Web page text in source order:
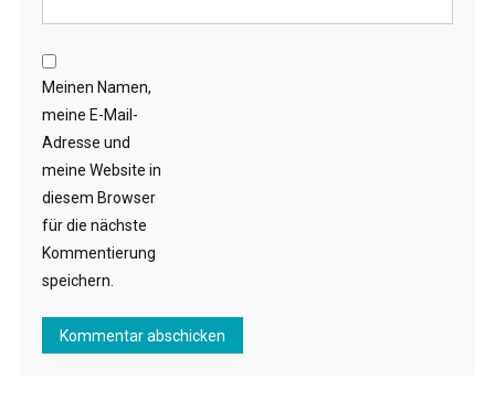
Meinen Namen,
meine E-Mail-
Adresse und
meine Website in
diesem Browser
für die nächste
Kommentierung
speichern.